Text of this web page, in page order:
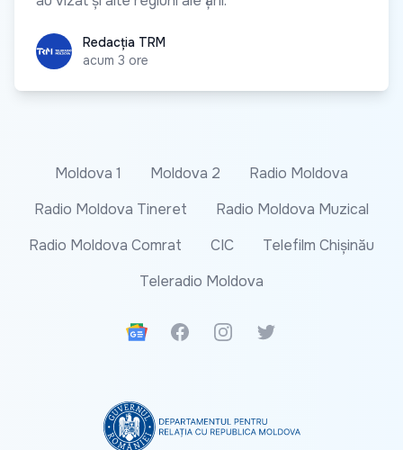
Redacția TRM
Redacția TRM
acum 3 ore
Moldova 1 Moldova 2
Radio Moldova
Radio Moldova Tineret
Radio Moldova Muzical
Radio Moldova Comrat
CIC
Telefilm Chișinău
Teleradio Moldova
Google News
FacebookInstagramTwitter